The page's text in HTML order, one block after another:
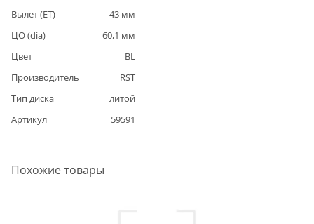
Вылет (ET)
43 мм
ЦО (dia)
60,1 мм
Цвет
BL
Производитель
RST
Тип диска
литой
Артикул
59591
Похожие товары